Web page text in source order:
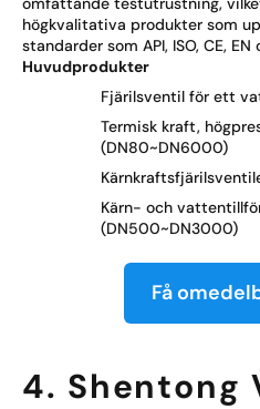
högkvalitativa produkter som
standarder som API, ISO, CE, EN
Huvudprodukter
Fjärilsventil för ett
Termisk kraft,
(DN80~DN6000)
Kärn- och
(DN500~DN3000)
Få
4. Shentong